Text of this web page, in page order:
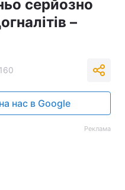
серйозно
–
160
нас в Google
Реклама